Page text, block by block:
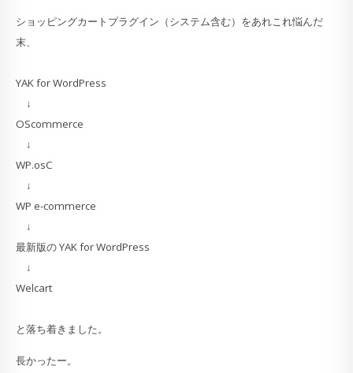
ショッピングカートプラグイン（システム含む）をあれこれ悩んだ
末、
YAK for WordPress
↓
OScommerce
↓
WP.osC
↓
WP e-commerce
↓
最新版の YAK for WordPress
↓
Welcart
と落ち着きました。
長かったー。